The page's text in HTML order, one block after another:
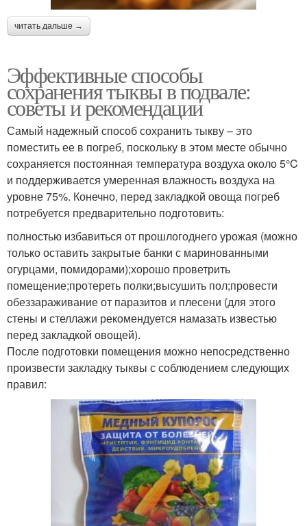
читать дальше →
Эффективные способы
сохранения тыквы в подвале:
советы и рекомендации
Самый надежный способ сохранить тыкву – это
поместить ее в погреб, поскольку в этом месте обычно
сохраняется постоянная температура воздуха около 5°C
и поддерживается умеренная влажность воздуха на
уровне 75%. Конечно, перед закладкой овоща погреб
потребуется предварительно подготовить:
полностью избавиться от прошлогоднего урожая (можно
только оставить закрытые банки с маринованными
огурцами, помидорами);хорошо проветрить
помещение;протереть полки;высушить пол;провести
обеззараживание от паразитов и плесени (для этого
стены и стеллажи рекомендуется намазать известью
перед закладкой овощей).
После подготовки помещения можно непосредственно
произвести закладку тыквы с соблюдением следующих
правил: